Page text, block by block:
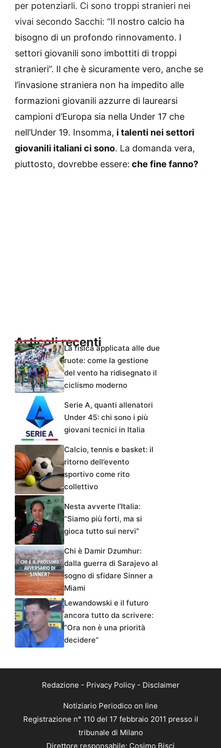
per potenziarli. Ci sono troppi stranieri nei
vivai secondo Sacchi: “Il nostro calcio ha
bisogno di un profondo rinnovamento. I
settori giovanili sono imbottiti di troppi
stranieri”. Il che è sicuramente vero, anche se
l’invasione straniera non ha impedito alle
formazioni giovanili azzurre di laurearsi
campioni d’Europa sia nella Under 17 che
nell’Under 19. Insomma, i talenti nei settori
giovanili italiani ci sono. La domanda vera,
piuttosto, dovrebbe essere: che fine fanno?
Articoli recentiLa fisica applicata alle due
ruote: come la gestione
del vento ha ridisegnato il
ciclismo moderno
Serie A, quanti allenatori
Under 45: chi sono i più
giovani tecnici in Italia
Calcio, tennis e basket: il
ritorno dell’evento
sportivo come rito
collettivo
Nesta avverte l’Italia:
“Siamo più forti, ma si
gioca tutto sui nervi”
Chi è Damir Dzumhur:
dalla guerra di Sarajevo al
sogno di sfidare Sinner a
Miami
Lewandowski e il futuro
ancora tutto da scrivere:
“Ora non è una priorità
decidere”
Redazione - Privacy Policy- Disclaimer
Notiziario Periodico on line
Registrazione n° 110 del 17 febbraio 2011 presso il
tribunale di Milano
Direttore responsabile: Cosimo Bisci